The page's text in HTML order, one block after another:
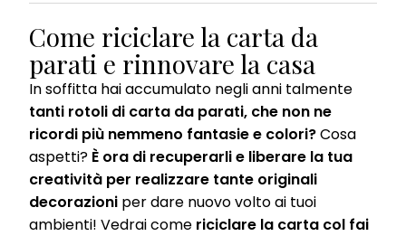
Come riciclare la carta da
parati e rinnovare la casa
In soffitta hai accumulato negli anni talmente
tanti rotoli di carta da parati, che non ne
ricordi più nemmeno fantasie e colori?Cosa
aspetti? È ora di recuperarli e liberare la tua
creatività per realizzare tante originali
decorazioni per dare nuovo volto ai tuoi
ambienti! Vedrai come riciclare la carta col fai
processing of your data / the use of cookies and allow them for one
or more of the purposes mentioned above. By clicking on “Accept
All”, you agree to the use of cookies as well as to the processing of
your personal data for all the purposes stated above. If you click on
“Reject”, only cookies that are technically necessary to provide you
with this website will be used.